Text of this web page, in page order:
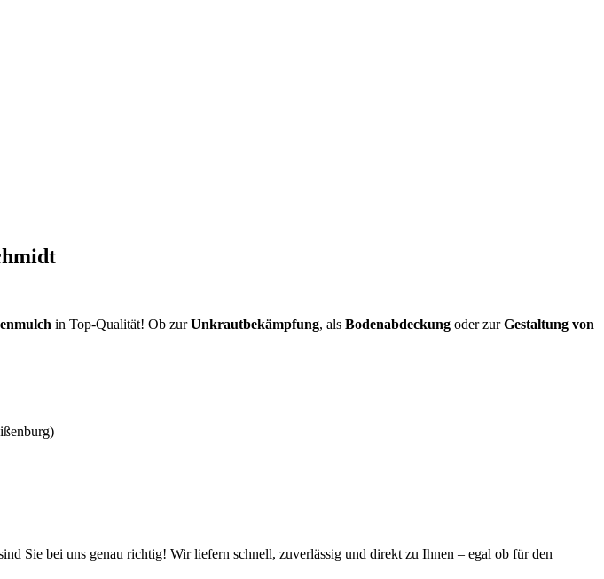
in Top-Qualität! Ob zurUnkrautbekämpfung, als Bodenabdeckung oder zurGestaltung von
Sie bei uns genau richtig! Wir liefern schnell, zuverlässig und direkt zu Ihnen – egal ob für den